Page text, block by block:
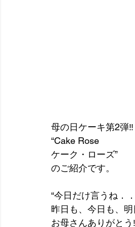
母の日ケーキ第2弾‼️
“Cake Rose
ケーク・ローズ”
のご紹介です。
“今日だけ言うね．．
昨日も、今日も、明
お母さんありがとう